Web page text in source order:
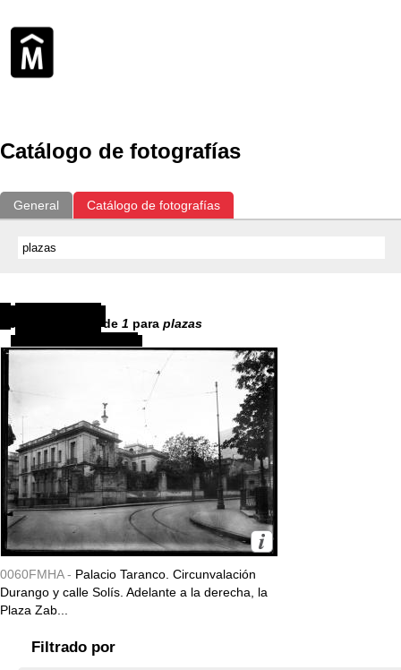
Catálogo de fotografías
General Catálogo de fotografías
de 1 para plazas
0060FMHA - Palacio Taranco. Circunvalación
Durango y calle Solís. Adelante a la derecha, la
Plaza Zab...
Filtrado por